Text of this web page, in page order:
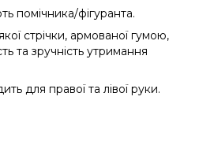
помічника/фігуранта.
стрічки, армованої гумою,
та зручність утримання
для правої та лівої руки.